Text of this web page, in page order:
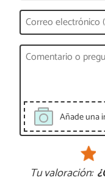
Añade una
Tu valoración: